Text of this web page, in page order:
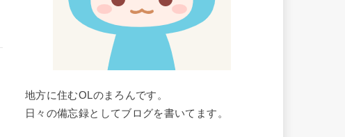
地方に住むOLのまろんです。
日々の備忘録としてブログを書いてます。